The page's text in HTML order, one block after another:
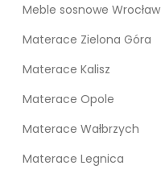
Meble sosnowe Wrocław
Materace Zielona Góra
Materace Kalisz
Materace Opole
Materace Wałbrzych
Materace Legnica